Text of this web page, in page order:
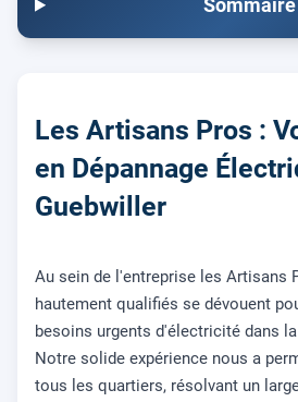
Sommaire
Les Artisans Pros :
en Dépannage
Guebwiller
Au sein de l'entreprise les Artisans
hautement qualifiés se dévouent
besoins urgents d'électricité dans
Notre solide expérience nous a
tous les quartiers, résolvant un